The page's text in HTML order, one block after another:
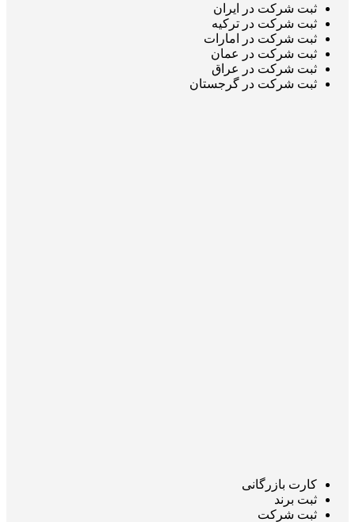
ثبت شرکت در ایران
ثبت شرکت در ترکیه
ثبت شرکت در امارات
ثبت شرکت در عمان
ثبت شرکت در عراق
ثبت شرکت در گرجستان
کارت بازرگانی
ثبت برند
ثبت شرکت